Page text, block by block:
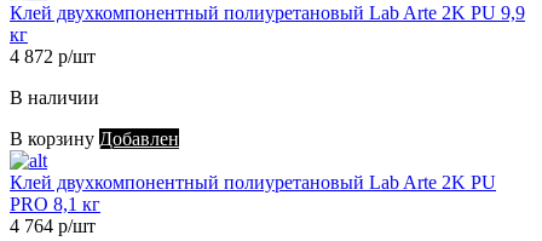
Клей двухкомпонентный полиуретановый Lab Arte 2K PU 9,9
кг
4 872 р/шт
В наличии
В корзину Добавлен
Клей двухкомпонентный полиуретановый Lab Arte 2K PU
PRO 8,1 кг
4 764 р/шт